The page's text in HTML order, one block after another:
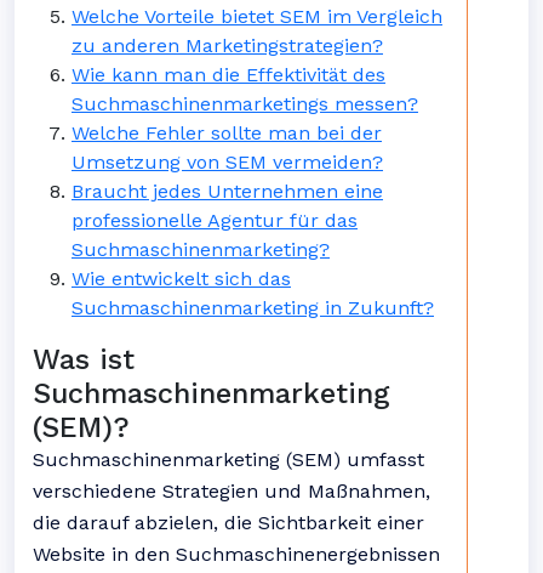
Welche Vorteile bietet SEM im Vergleich
zu anderen Marketingstrategien?
Wie kann man die Effektivität des
Suchmaschinenmarketings messen?
Welche Fehler sollte man bei der
Umsetzung von SEM vermeiden?
Braucht jedes Unternehmen eine
professionelle Agentur für das
Suchmaschinenmarketing?
Wie entwickelt sich das
Suchmaschinenmarketing in Zukunft?
Was ist
Suchmaschinenmarketing
(SEM)?
Suchmaschinenmarketing (SEM) umfasst
verschiedene Strategien und Maßnahmen,
die darauf abzielen, die Sichtbarkeit einer
Website in den Suchmaschinenergebnissen